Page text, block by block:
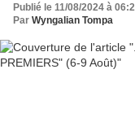
Publié le 11/08/2024 à
Par Wyngalian Tompa